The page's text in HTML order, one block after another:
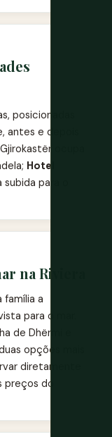
posicionadas
antes e depois
ocupa
Hotel
para o
na Riviera
família a
para o mar.
de Dhërmi e
opções mais
diretamente
do